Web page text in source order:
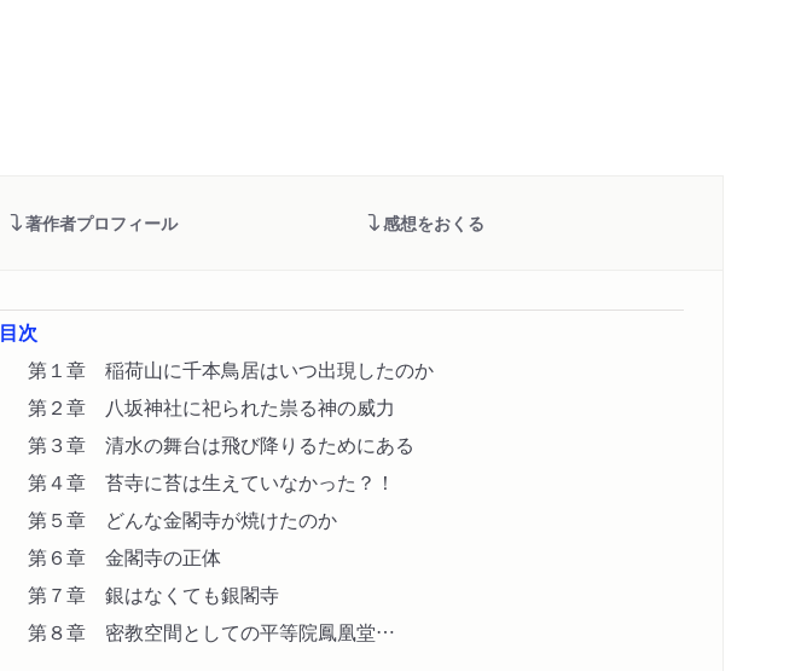
著作者プロフィール 感想をおくる
目次
第１章 稲荷山に千本鳥居はいつ出現したのか
第２章 八坂神社に祀られた祟る神の威力
第３章 清水の舞台は飛び降りるためにある
第４章 苔寺に苔は生えていなかった？！
第５章 どんな金閣寺が焼けたのか
第６章 金閣寺の正体
第７章 銀はなくても銀閣寺
第８章 密教空間としての平等院鳳凰堂